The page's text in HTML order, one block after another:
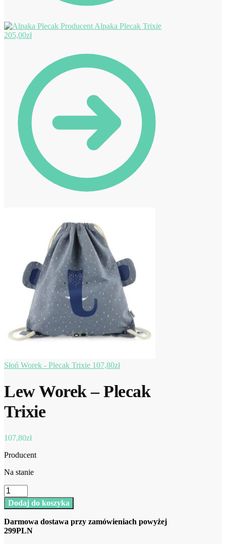
Alpaka Plecak Trixie
205,00zł
Słoń Worek - Plecak Trixie 107,80zł
Lew Worek – Plecak
Trixie
107,80zł
Producent
Na stanie
ilość
Lew
Worek
Plecak
Trixie
Dodaj do koszyka
Darmowa dostawa przy zamówieniach powyżej
299PLN